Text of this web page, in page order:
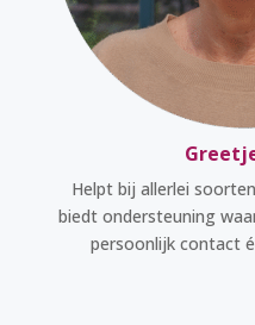
Helpt bij allerlei
biedt ondersteuning
persoonlijk contact